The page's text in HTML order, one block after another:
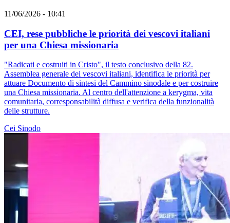
11/06/2026 - 10:41
CEI, rese pubbliche le priorità dei vescovi italiani
per una Chiesa missionaria
"Radicati e costruiti in Cristo", il testo conclusivo della 82.
Assemblea generale dei vescovi italiani, identifica le priorità per
attuare Documento di sintesi del Cammino sinodale e per costruire
una Chiesa missionaria. Al centro dell'attenzione a kerygma, vita
comunitaria, corresponsabilità diffusa e verifica della funzionalità
delle strutture.
Cei Sinodo